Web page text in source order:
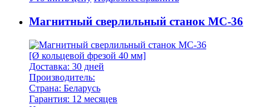
Магнитный сверлильный станок MC-36
[Ø кольцевой фрезой 40 мм]
Доставка: 30 дней
Производитель:
Страна: Беларусь
Гарантия: 12 месяцев